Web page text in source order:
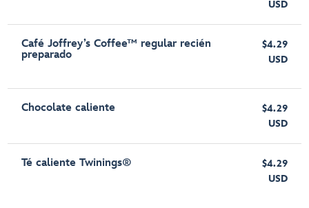
USD
Café Joffrey’s Coffee™ regular recién
preparado
$4.29
USD
Chocolate caliente
$4.29
USD
Té caliente Twinings®
$4.29
USD